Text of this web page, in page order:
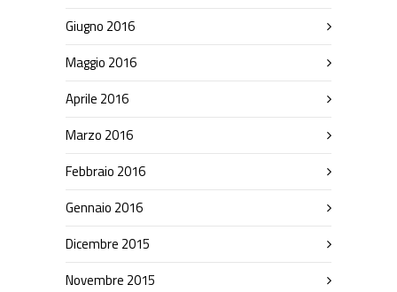
Giugno 2016
Maggio 2016
Aprile 2016
Marzo 2016
Febbraio 2016
Gennaio 2016
Dicembre 2015
Novembre 2015